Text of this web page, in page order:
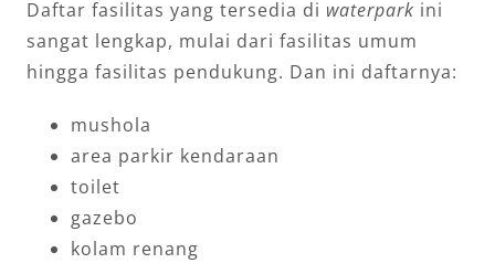
Daftar fasilitas yang tersedia di waterpark ini
sangat lengkap, mulai dari fasilitas umum
hingga fasilitas pendukung. Dan ini daftarnya:
mushola
area parkir kendaraan
toilet
gazebo
kolam renang